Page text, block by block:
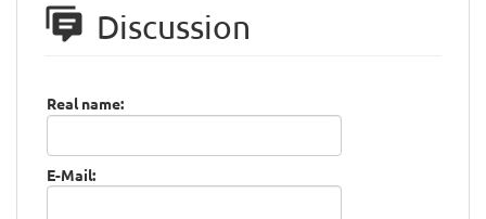
Discussion
Real name:
E-Mail: